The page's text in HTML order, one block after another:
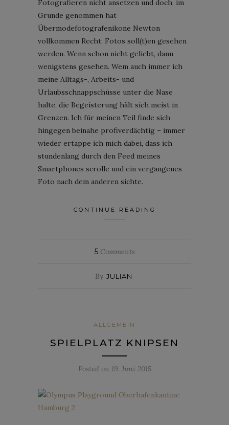
Fotografieren nicht ansetzen und doch, im
Grunde genommen hat
Übermodefotografenikone Newton
vollkommen Recht: Fotos soll(t)en gesehen
werden. Wenn schon nicht geliebt, dann
wenigstens gesehen. Wem auch immer ich
meine Alltags-, Arbeits- und
Urlaubsschnappschüsse unter die Nase
halte, die Begeisterung hält sich meist in
Grenzen. Ich für meinen Teil finde sich
hingegen beinahe profiverdächtig – immer
wieder ertappe ich mich dabei, dass ich
stundenlang durch den Feed meines
Smartphones scrolle und ein vergangenes
Foto nach dem anderen sichte.
CONTINUE READING
5Comments
By JULIAN
ALLGEMEIN
SPIELPLATZ KNIPSEN
Posted on 19. Juni 2015